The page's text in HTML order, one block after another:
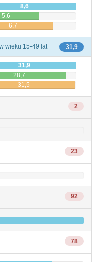
8,6
5,6
6,7
31,9
wieku 15-49 lat
31,9
28,7
31,5
2
23
92
78